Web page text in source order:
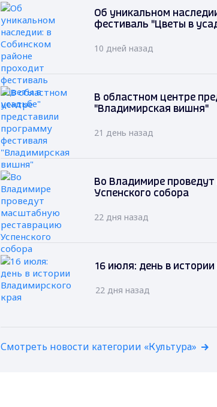
Об уникальном
фестиваль "Цветы в
10 дней назад
В областном центре
"Владимирская вишня"
21 день назад
Во Владимире
Успенского собора
22 дня назад
16 июля: день в
22 дня назад
Смотреть новости категории «Культура»